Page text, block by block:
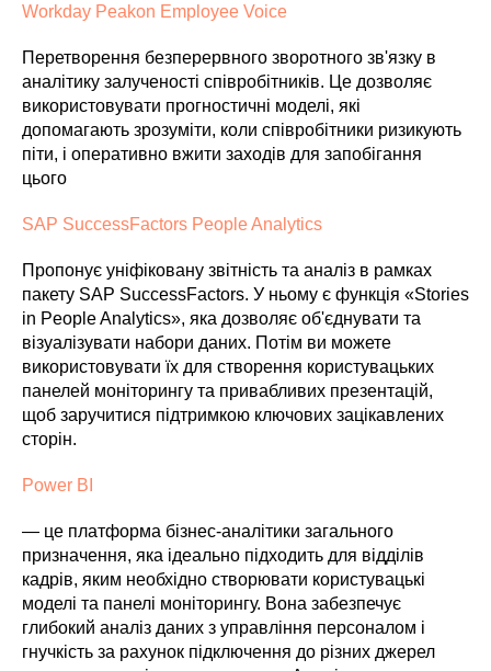
Workday Peakon Employee Voice
Перетворення безперервного зворотного зв'язку в
аналітику залученості співробітників. Це дозволяє
використовувати прогностичні моделі, які
допомагають зрозуміти, коли співробітники ризикують
піти, і оперативно вжити заходів для запобігання
цього
SAP SuccessFactors People Analytics
Пропонує уніфіковану звітність та аналіз в рамках
пакету SAP SuccessFactors. У ньому є функція «Stories
in People Analytics», яка дозволяє об'єднувати та
візуалізувати набори даних. Потім ви можете
використовувати їх для створення користувацьких
панелей моніторингу та привабливих презентацій,
щоб заручитися підтримкою ключових зацікавлених
сторін.
Power BI
— це платформа бізнес-аналітики загального
призначення, яка ідеально підходить для відділів
кадрів, яким необхідно створювати користувацькі
моделі та панелі моніторингу. Вона забезпечує
глибокий аналіз даних з управління персоналом і
гнучкість за рахунок підключення до різних джерел